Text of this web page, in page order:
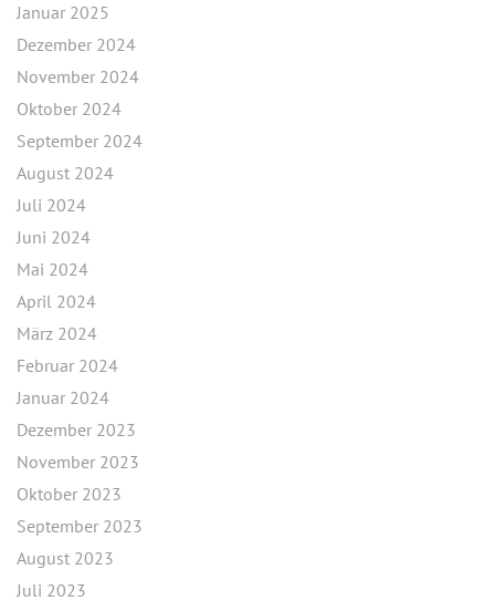
Januar 2025
Dezember 2024
November 2024
Oktober 2024
September 2024
August 2024
Juli 2024
Juni 2024
Mai 2024
April 2024
März 2024
Februar 2024
Januar 2024
Dezember 2023
November 2023
Oktober 2023
September 2023
August 2023
Juli 2023